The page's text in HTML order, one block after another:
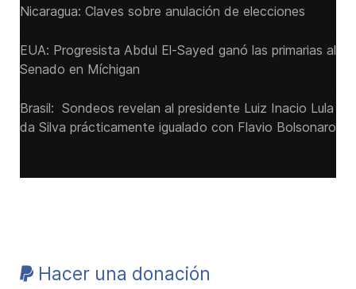
Nicaragua: Claves sobre anulación de elecciones
EUA: Progresista Abdul El-Sayed ganó las primarias al
Senado ‌en Míchigan
Brasil: Sondeos revelan al presidente Luiz Inacio Lula
da Silva prácticamente igualado con Flavio Bolsonaro
Hacer una donación